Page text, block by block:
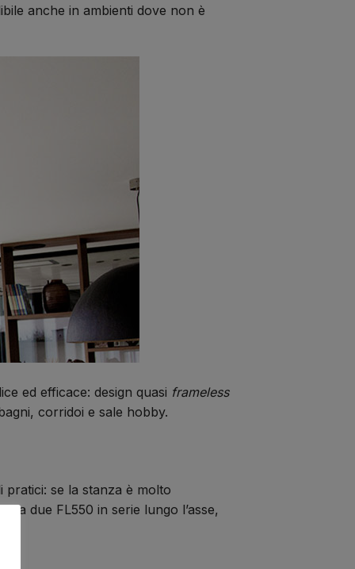
anche in ambienti dove non è
ed efficace: design quasi frameless
corridoi e sale hobby.
pratici: se la stanza è molto
due FL550 in serie lungo l’asse,